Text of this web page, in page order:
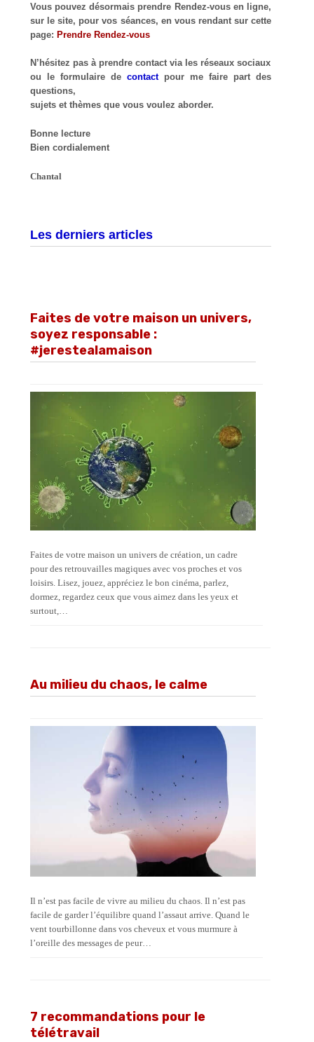
Vous pouvez désormais prendre Rendez-vous en ligne,
sur le site, pour vos séances, en vous rendant sur cette
page:Prendre Rendez-vous
N’hésitez pas à prendre contact via les réseaux sociaux
ou le formulaire decontact pour me faire part des
questions,
sujets et thèmes que vous voulez aborder.
Bonne lecture
Bien cordialement
Chantal
Les derniers articles
Faites de votre maison un univers,
soyez responsable :
#jerestealamaison
Faites de votre maison un univers de création, un cadre
pour des retrouvailles magiques avec vos proches et vos
loisirs. Lisez, jouez, appréciez le bon cinéma, parlez,
dormez, regardez ceux que vous aimez dans les yeux et
surtout,…
Au milieu du chaos, le calme
Il n’est pas facile de vivre au milieu du chaos. Il n’est pas
facile de garder l’équilibre quand l’assaut arrive. Quand le
vent tourbillonne dans vos cheveux et vous murmure à
l’oreille des messages de peur…
7 recommandations pour le
télétravail